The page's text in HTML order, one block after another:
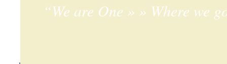
“We are One » » Where we